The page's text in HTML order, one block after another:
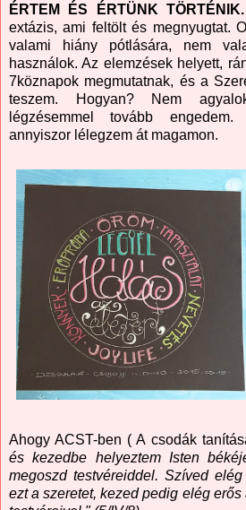
ÉRTEM ÉS ÉRTÜNK TÖRTÉNIK.
extázis, ami feltölt és megnyugtat.
valami hiány pótlására, nem
használok. Az elemzések helyett,
7köznapok megmutatnak, és a
teszem. Hogyan? Nem
légzésemmel tovább engedem.
annyiszor lélegzem át magamon.
Ahogy ACST-ben ( A csodák
és kezedbe helyeztem Isten
megoszd testvéreiddel. Szíved
ezt a szeretet, kezed pedig elég